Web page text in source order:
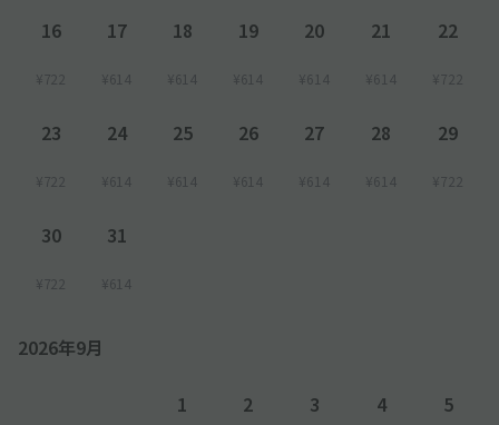
16
¥722
17
¥614
18
¥614
19
¥614
20
¥614
21
¥614
22
¥722
23
¥722
24
¥614
25
¥614
26
¥614
27
¥614
28
¥614
29
¥722
30
¥722
31
¥614
2026年9月
1 2 3 4 5